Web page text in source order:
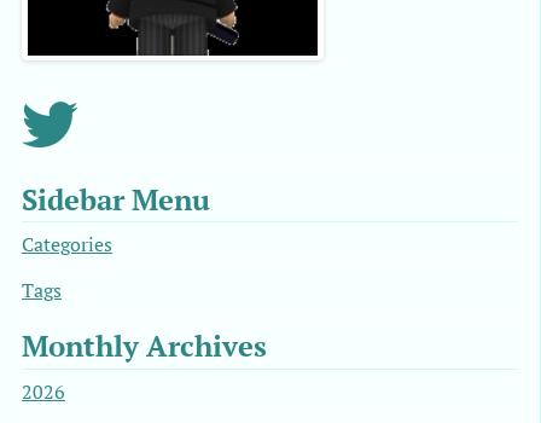
Sidebar Menu
Categories
Tags
Monthly Archives
2026